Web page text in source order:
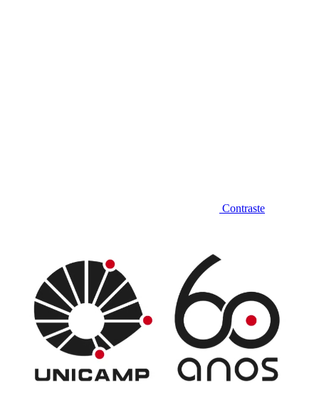
Contraste